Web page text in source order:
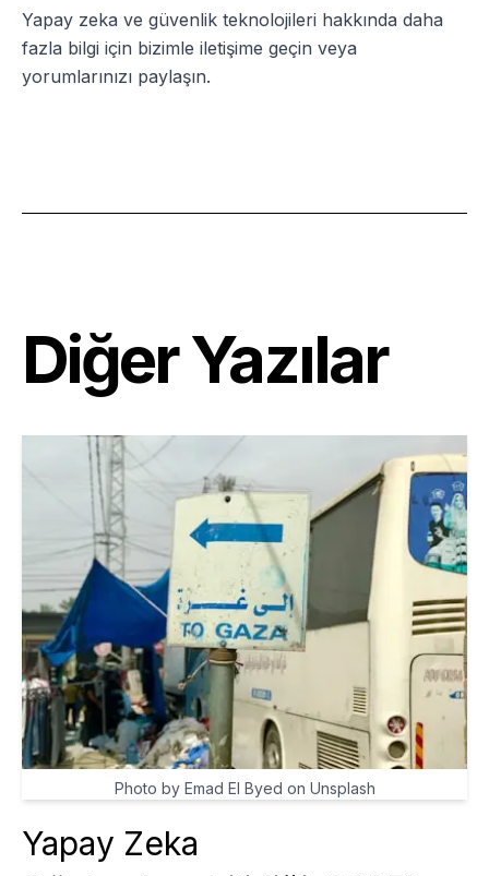
Yapay zeka ve güvenlik teknolojileri hakkında daha
fazla bilgi için bizimle iletişime geçin veya
yorumlarınızı paylaşın.
Diğer Yazılar
Photo by Emad El Byed on Unsplash
Yapay Zeka